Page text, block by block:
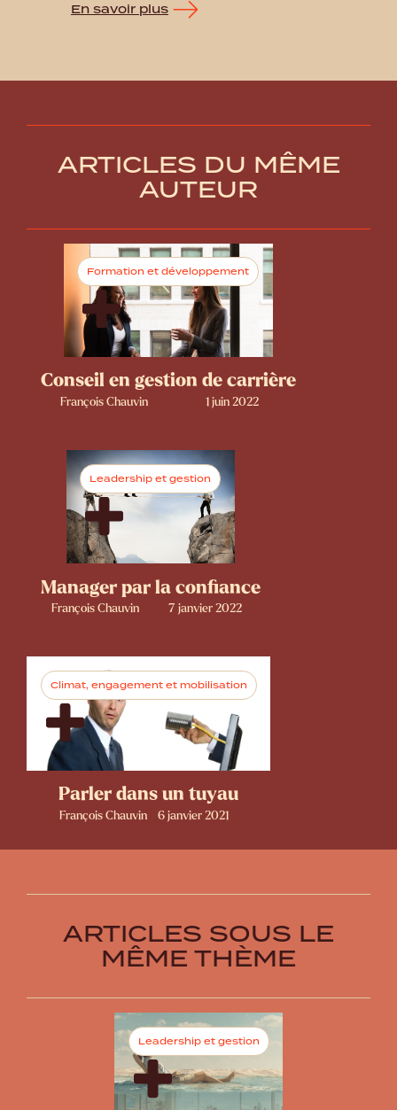
En savoir plus
ARTICLES DU MÊME
AUTEUR
Formation et développement
Conseil en gestion de carrière
François Chauvin 1 juin 2022
Leadership et gestion
Manager par la confiance
François Chauvin 7 janvier 2022
Climat, engagement et mobilisation
Parler dans un tuyau
François Chauvin 6 janvier 2021
ARTICLES SOUS LE
MÊME THÈME
Leadership et gestion